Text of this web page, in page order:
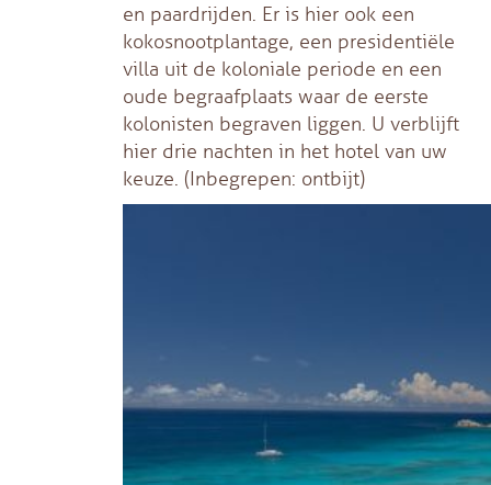
en paardrijden. Er is hier ook een
kokosnootplantage, een presidentiële
villa uit de koloniale periode en een
oude begraafplaats waar de eerste
kolonisten begraven liggen. U verblijft
hier drie nachten in het hotel van uw
keuze. (Inbegrepen: ontbijt)